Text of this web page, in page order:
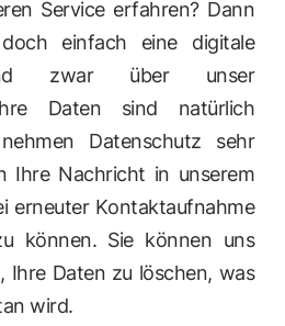
Service erfahren? Dann
einfach eine digitale
zwar über unser
Daten sind natürlich
Datenschutz sehr
Ihre Nachricht in unserem
erneuter Kontaktaufnahme
können. Sie können uns
Ihre Daten zu löschen, was
wird.